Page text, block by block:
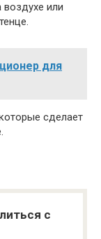
или
для
сделает
с